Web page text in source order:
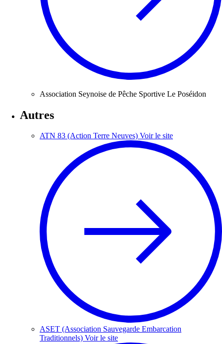
Association Seynoise de Pêche Sportive Le Poséidon
Autres
ATN 83 (Action Terre Neuves) Voir le site
ASET (Association Sauvegarde Embarcation
Traditionnels) Voir le site